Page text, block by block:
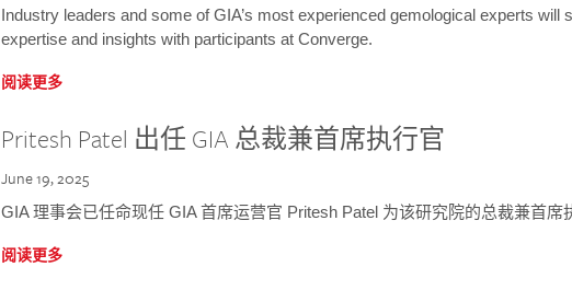
Industry leaders and some of GIA’s most experienced gemological experts will
expertise and insights with participants at Converge.
阅读更多
Pritesh Patel 出任 GIA 总裁兼首席执行官
June 19, 2025
GIA 理事会已任命现任 GIA 首席运营官 Pritesh Patel 为该研究院的总裁兼首席
阅读更多